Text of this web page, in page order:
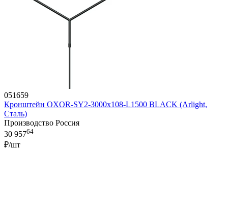
051659
Кронштейн OXOR-SY2-3000x108-L1500 BLACK (Arlight,
Сталь)
Производство Россия
30 95764
₽/шт